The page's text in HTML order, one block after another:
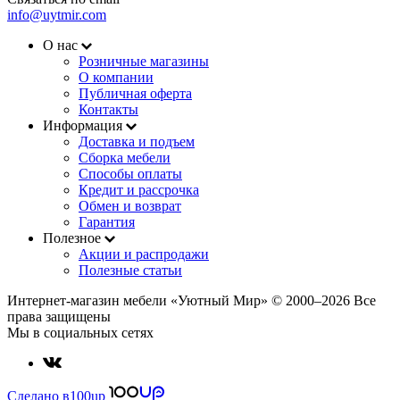
info@uytmir.com
О нас
Розничные магазины
О компании
Публичная оферта
Контакты
Информация
Доставка и подъем
Сборка мебели
Способы оплаты
Кредит и рассрочка
Обмен и возврат
Гарантия
Полезное
Акции и распродажи
Полезные статьи
Интернет-магазин мебели «Уютный Мир» © 2000‒2026 Все
права защищены
Мы в социальных сетях
Сделано в100up